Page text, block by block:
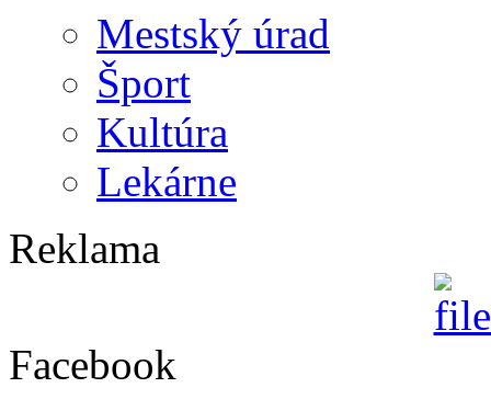
Mestský úrad
Šport
Kultúra
Lekárne
Reklama
Facebook